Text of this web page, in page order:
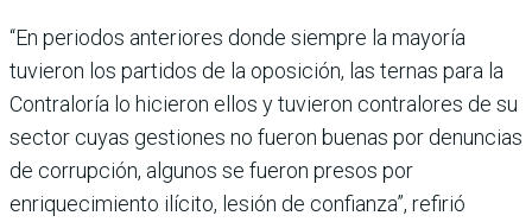
“En periodos anteriores donde siempre la mayoría
tuvieron los partidos de la oposición, las ternas para la
Contraloría lo hicieron ellos y tuvieron contralores de su
sector cuyas gestiones no fueron buenas por denuncias
de corrupción, algunos se fueron presos por
enriquecimiento ilícito, lesión de confianza”, refirió